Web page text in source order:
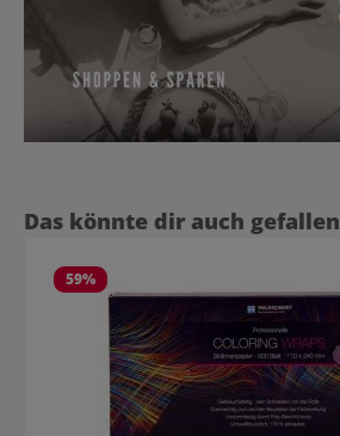
Produktgalerie überspringen
Das könnte dir auch gefallen
59%